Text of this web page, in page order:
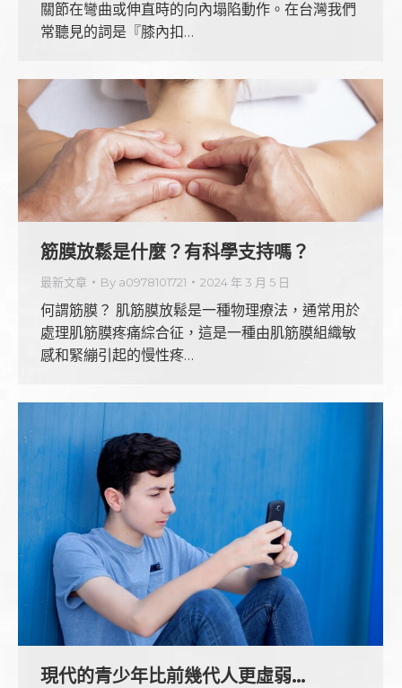
關節在彎曲或伸直時的向內塌陷動作。在台灣我們
常聽見的詞是『膝內扣…
筋膜放鬆是什麼？有科學支持嗎？
最新文章 By a0978101721 2024 年 3 月 5 日
何謂筋膜？ 肌筋膜放鬆是一種物理療法，通常用於
處理肌筋膜疼痛綜合征，這是一種由肌筋膜組織敏
感和緊繃引起的慢性疼…
現代的青少年比前幾代人更虛弱…